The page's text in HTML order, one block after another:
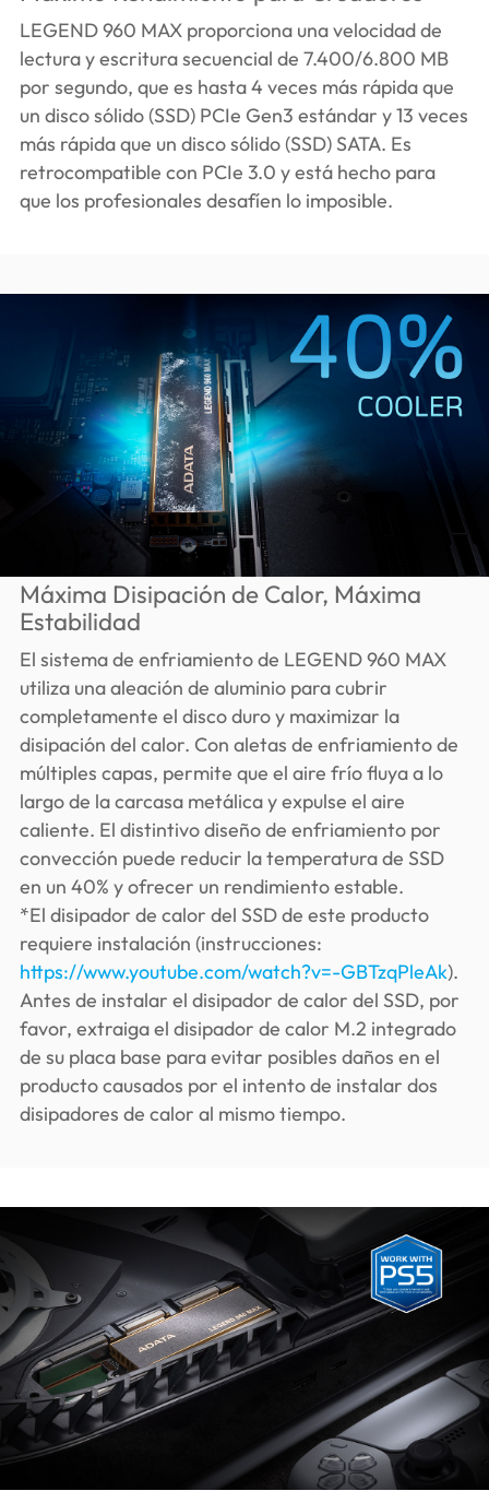
LEGEND 960 MAX proporciona una velocidad de
lectura y escritura secuencial de 7.400/6.800 MB
por segundo, que es hasta 4 veces más rápida que
un disco sólido (SSD) PCIe Gen3 estándar y 13 veces
más rápida que un disco sólido (SSD) SATA. Es
retrocompatible con PCIe 3.0 y está hecho para
que los profesionales desafíen lo imposible.
Máxima Disipación de Calor, Máxima
Estabilidad
El sistema de enfriamiento de LEGEND 960 MAX
utiliza una aleación de aluminio para cubrir
completamente el disco duro y maximizar la
disipación del calor. Con aletas de enfriamiento de
múltiples capas, permite que el aire frío fluya a lo
largo de la carcasa metálica y expulse el aire
caliente. El distintivo diseño de enfriamiento por
convección puede reducir la temperatura de SSD
en un 40% y ofrecer un rendimiento estable.
*El disipador de calor del SSD de este producto
requiere instalación (instrucciones:
https://www.youtube.com/watch?v=-GBTzqPleAk).
Antes de instalar el disipador de calor del SSD, por
favor, extraiga el disipador de calor M.2 integrado
de su placa base para evitar posibles daños en el
producto causados por el intento de instalar dos
disipadores de calor al mismo tiempo.